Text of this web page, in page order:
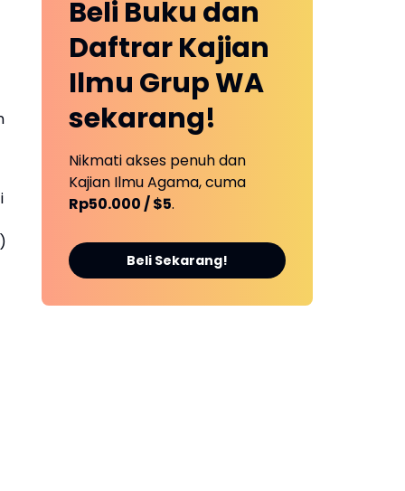
Beli Buku dan
Daftrar Kajian
Ilmu Grup WA
sekarang!
Nikmati akses penuh dan
Kajian Ilmu Agama, cuma
Rp50.000 / $5.
Beli Sekarang!